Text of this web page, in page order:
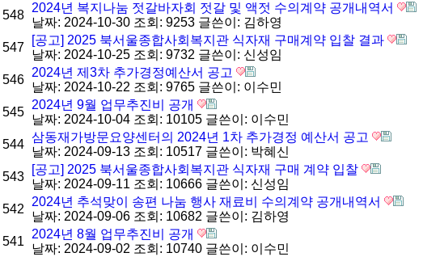
548
2024년 복지나눔 젓갈바자회 젓갈 및 액젓 수의계약 공개내역서
날짜: 2024-10-30 조회: 9253 글쓴이: 김하영
547
[공고] 2025 북서울종합사회복지관 식자재 구매계약 입찰 결과
날짜: 2024-10-25 조회: 9732 글쓴이: 신성임
546
2024년 제3차 추가경정예산서 공고
날짜: 2024-10-22 조회: 9765 글쓴이: 이수민
545
2024년 9월 업무추진비 공개
날짜: 2024-10-04 조회: 10105 글쓴이: 이수민
544
삼동재가방문요양센터의 2024년 1차 추가경정 예산서 공고
날짜: 2024-09-13 조회: 10517 글쓴이: 박혜신
543
[공고] 2025 북서울종합사회복지관 식자재 구매 계약 입찰
날짜: 2024-09-11 조회: 10666 글쓴이: 신성임
542
2024년 추석맞이 송편 나눔 행사 재료비 수의계약 공개내역서
날짜: 2024-09-06 조회: 10682 글쓴이: 김하영
541
2024년 8월 업무추진비 공개
날짜: 2024-09-02 조회: 10740 글쓴이: 이수민